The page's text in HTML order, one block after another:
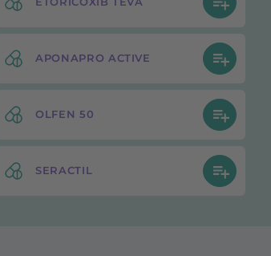
APONAPRO ACTIVE
OLFEN 50
SERACTIL